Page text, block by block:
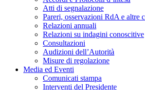
Atti di segnalazione
Pareri, osservazioni RdA e altre
Relazioni annuali
Relazioni su indagini conoscitive
Consultazioni
Audizioni dell’Autorità
Misure di regolazione
Media ed Eventi
Comunicati stampa
Interventi del Presidente